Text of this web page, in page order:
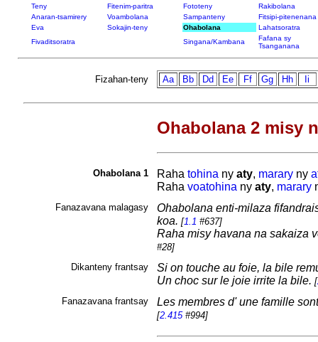
Teny Fitenim-paritra Fototeny
Rakibolana
Anaran-tsamirery
Voambolana Sampanteny
Fitsipi-pitenenana
Eva
Sokajin-teny Ohabolana
Lahatsoratra
Fivaditsoratra
Singana/Kambana
Fafana sy
Tsanganana
Fizahan-teny Aa Bb Dd Ee Ff Gg Hh Ii
Ohabolana 2 misy
Ohabolana 1 Raha tohina ny aty, mararyny
Raha voatohina ny aty, marary
Fanazavana malagasy
Ohabolana enti-milaza
koa. [1.1 #637]
Raha misy havana na sakaiza
#28]
Dikanteny frantsay
Si on touche au foie, la bile
Un choc sur le joie irrite la bile. [
Fanazavana frantsay
Les membres d' une famille
[2.415#994]